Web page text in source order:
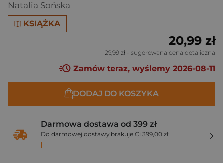
Natalia Sońska
KSIĄŻKA
20,99 zł
29,99 zł - sugerowana cena detaliczna
Zamów teraz, wyślemy 2026-08-11
DODAJ DO KOSZYKA
Darmowa dostawa od 399 zł
Do darmowej dostawy brakuje Ci 399,00 zł